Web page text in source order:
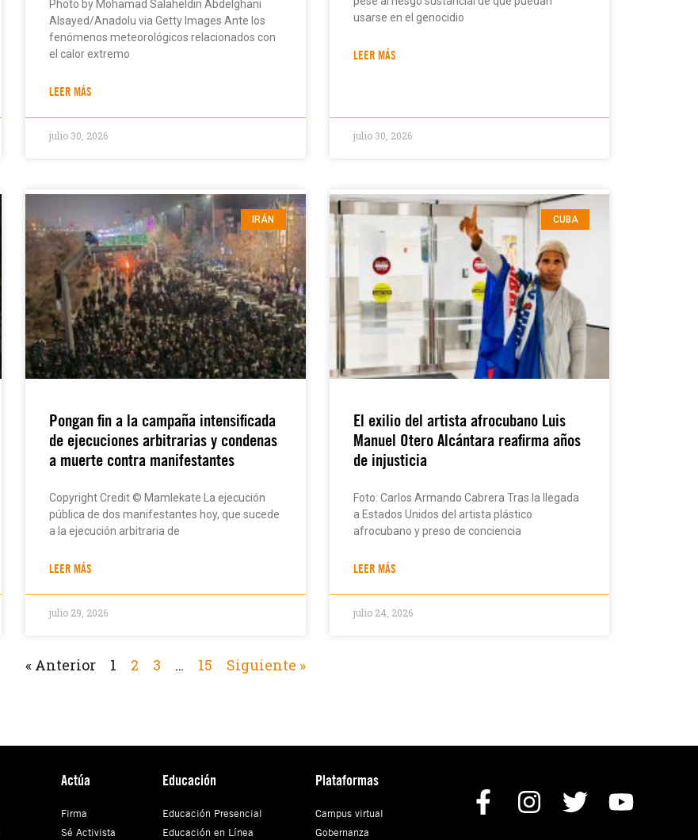
Photo by Mohamad Salaheldin Abdelghani
Alsayed/Anadolu via Getty Images Ante los
fenómenos meteorológicos relacionados con
el calor extremo
LEER MÁS
julio 30, 2026
usarse en el genocidio
LEER MÁS
julio 30, 2026
IRÁN
Pongan fin a la campaña intensificada
de ejecuciones arbitrarias y condenas
a muerte contra manifestantes
Copyright Credit © Mamlekate La ejecución
pública de dos manifestantes hoy, que sucede
a la ejecución arbitraria de
LEER MÁS
julio 29, 2026
CUBA
El exilio del artista afrocubano Luis
Manuel Otero Alcántara reafirma años
de injusticia
Foto: Carlos Armando Cabrera Tras la llegada
a Estados Unidos del artista plástico
afrocubano y preso de conciencia
LEER MÁS
julio 24, 2026
« Anterior 1 2 3 … 15 Siguiente »
Actúa
Firma
Sé Activista
Educación
Educación Presencial
Educación en Línea
Plataformas
Campus virtual
Gobernanza